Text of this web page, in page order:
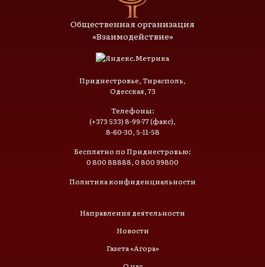
Общественная организация
«Взаимодействие»
Приднестровье, Тирасполь,
Одесская, 73
Телефоны:
(+373 533) 8-99-77 (факс),
8-60-30, 5-11-58
Бесплатно по Приднестровью:
0 800 88888, 0 800 99800
Политика конфиденциальности
Направления деятельности
Новости
Газета «Агора»